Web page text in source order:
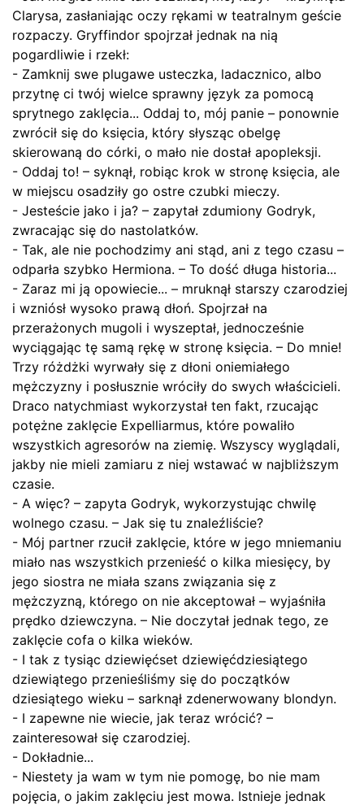
Clarysa, zasłaniając oczy rękami w teatralnym geście
rozpaczy. Gryffindor spojrzał jednak na nią
pogardliwie i rzekł:
- Zamknij swe plugawe usteczka, ladacznico, albo
przytnę ci twój wielce sprawny język za pomocą
sprytnego zaklęcia... Oddaj to, mój panie – ponownie
zwrócił się do księcia, który słysząc obelgę
skierowaną do córki, o mało nie dostał apopleksji.
- Oddaj to! – syknął, robiąc krok w stronę księcia, ale
w miejscu osadziły go ostre czubki mieczy.
- Jesteście jako i ja? – zapytał zdumiony Godryk,
zwracając się do nastolatków.
- Tak, ale nie pochodzimy ani stąd, ani z tego czasu –
odparła szybko Hermiona. – To dość długa historia...
- Zaraz mi ją opowiecie... – mruknął starszy czarodziej
i wzniósł wysoko prawą dłoń. Spojrzał na
przerażonych mugoli i wyszeptał, jednocześnie
wyciągając tę samą rękę w stronę księcia. – Do mnie!
Trzy różdżki wyrwały się z dłoni oniemiałego
mężczyzny i posłusznie wróciły do swych właścicieli.
Draco natychmiast wykorzystał ten fakt, rzucając
potężne zaklęcie Expelliarmus, które powaliło
wszystkich agresorów na ziemię. Wszyscy wyglądali,
jakby nie mieli zamiaru z niej wstawać w najbliższym
czasie.
- A więc? – zapyta Godryk, wykorzystując chwilę
wolnego czasu. – Jak się tu znaleźliście?
- Mój partner rzucił zaklęcie, które w jego mniemaniu
miało nas wszystkich przenieść o kilka miesięcy, by
jego siostra ne miała szans związania się z
mężczyzną, którego on nie akceptował – wyjaśniła
prędko dziewczyna. – Nie doczytał jednak tego, ze
zaklęcie cofa o kilka wieków.
- I tak z tysiąc dziewięćset dziewięćdziesiątego
dziewiątego przenieśliśmy się do początków
dziesiątego wieku – sarknął zdenerwowany blondyn.
- I zapewne nie wiecie, jak teraz wrócić? –
zainteresował się czarodziej.
- Dokładnie...
- Niestety ja wam w tym nie pomogę, bo nie mam
pojęcia, o jakim zaklęciu jest mowa. Istnieje jednak